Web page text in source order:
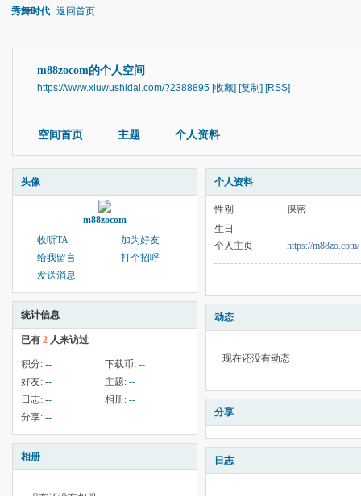
秀舞时代 返回首页
m88zocom的个人空间
https://www.xiuwushidai.com/?2388895 [收藏] [复制] [RSS]
空间首页 主题 个人资料
头像
m88zocom
收听TA
加为好友
给我留言
打个招呼
发送消息
统计信息
已有 2 人来访过
积分: -- 下载币: --
好友: -- 主题: --
日志: -- 相册: --
分享: --
相册
个人资料
性别
保密
生日
个人主页
https://m88zo.com/
动态
现在还没有动态
分享
日志